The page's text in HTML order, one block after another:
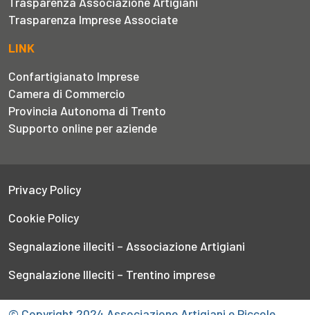
Trasparenza Imprese Associate
LINK
Confartigianato Imprese
Camera di Commercio
Provincia Autonoma di Trento
Supporto online per aziende
Privacy Policy
Cookie Policy
Segnalazione illeciti – Associazione Artigiani
Segnalazione Illeciti – Trentino imprese